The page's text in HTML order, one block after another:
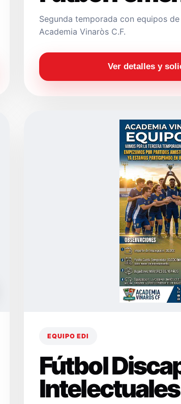
Segunda temporada con equipos
Academia Vinaròs C.F.
Ver detalles y
EQUIPO EDI
Fútbol
Intelectuales